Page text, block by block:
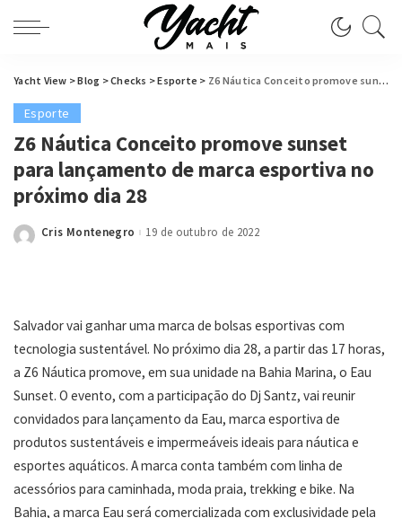
Yacht View >Blog >Checks >Esporte > Z6 Náutica Conceito promove sunset para lançamento de marca esportiva no próximo dia 28
Esporte
Z6 Náutica Conceito promove sunset
para lançamento de marca esportiva no
próximo dia 28
Posted
Cris Montenegro 19 de outubro de 2022
Salvador vai ganhar uma marca de bolsas esportivas com
tecnologia sustentável. No próximo dia 28, a partir das 17 horas,
a Z6 Náutica promove, em sua unidade na Bahia Marina, o Eau
Sunset. O evento, com a participação do Dj Santz, vai reunir
convidados para lançamento da Eau, marca esportiva de
produtos sustentáveis e impermeáveis ideais para náutica e
esportes aquáticos. A marca conta também com linha de
acessórios para caminhada, moda praia, trekking e bike. Na
Bahia, a marca Eau será comercializada com exclusividade pela